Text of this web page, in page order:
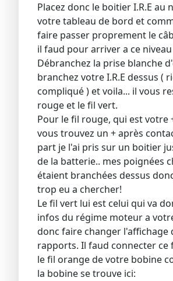
Placez donc le boitier I.R.E au
votre tableau de bord et
faire passer proprement le
il faud pour arriver a ce niveau
Débranchez la prise blanche
branchez votre I.R.E dessus (
compliqué ) et voila... il vous
rouge et le fil vert.
Pour le fil rouge, qui est votre
vous trouvez un + après
part je l'ai pris sur un boitier
de la batterie.. mes poignées
étaient branchées dessus
trop eu a chercher!
Le fil vert lui est celui qui va
infos du régime moteur a
donc faire changer l'affichage
rapports. Il faud connecter ce
le fil orange de votre bobine
la bobine se trouve ici: